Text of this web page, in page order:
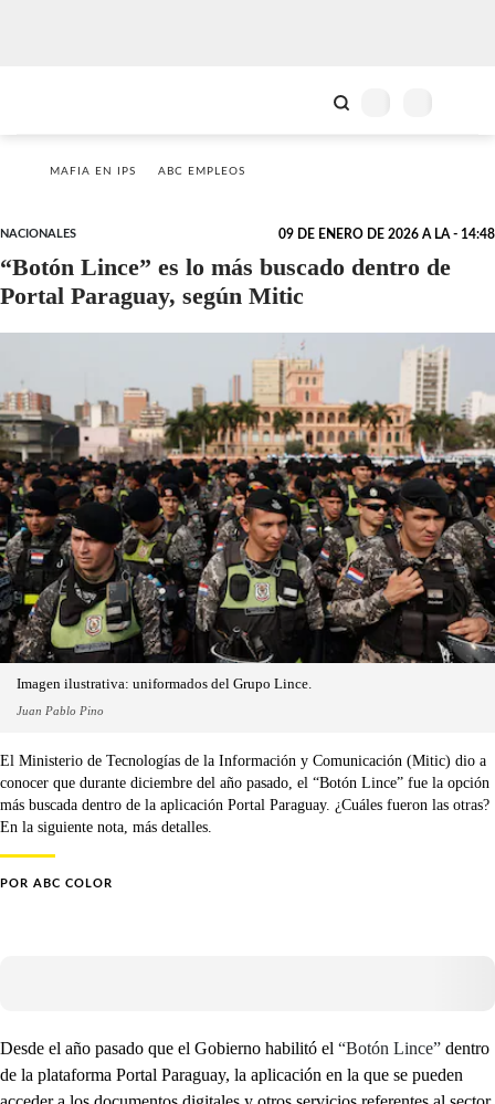
MAFIA EN IPS ABC EMPLEOS
NACIONALES 09 DE ENERO DE 2026 A LA - 14:48
“Botón Lince” es lo más buscado dentro de
Portal Paraguay, según Mitic
Imagen ilustrativa: uniformados del Grupo Lince.
Juan Pablo Pino
El Ministerio de Tecnologías de la Información y Comunicación (Mitic) dio a
conocer que durante diciembre del año pasado, el “Botón Lince” fue la opción
más buscada dentro de la aplicación Portal Paraguay. ¿Cuáles fueron las otras?
En la siguiente nota, más detalles.
POR ABC COLOR
Desde el año pasado que el Gobierno habilitó el “Botón Lince” dentro
de la plataforma Portal Paraguay, la aplicación en la que se pueden